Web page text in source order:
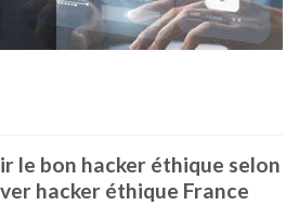
le bon hacker éthique selon
hacker éthique France